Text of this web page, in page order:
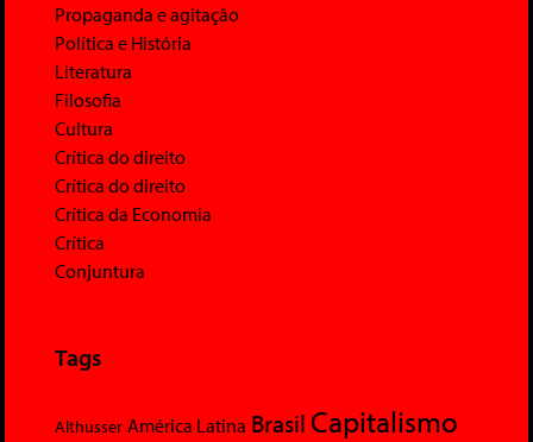
Propaganda e agitação
Política e História
Literatura
Filosofia
Cultura
Crítica do direito
Crítica do direito
Crítica da Economia
Crítica
Conjuntura
Tags
Althusser América Latina Brasil Capitalismo